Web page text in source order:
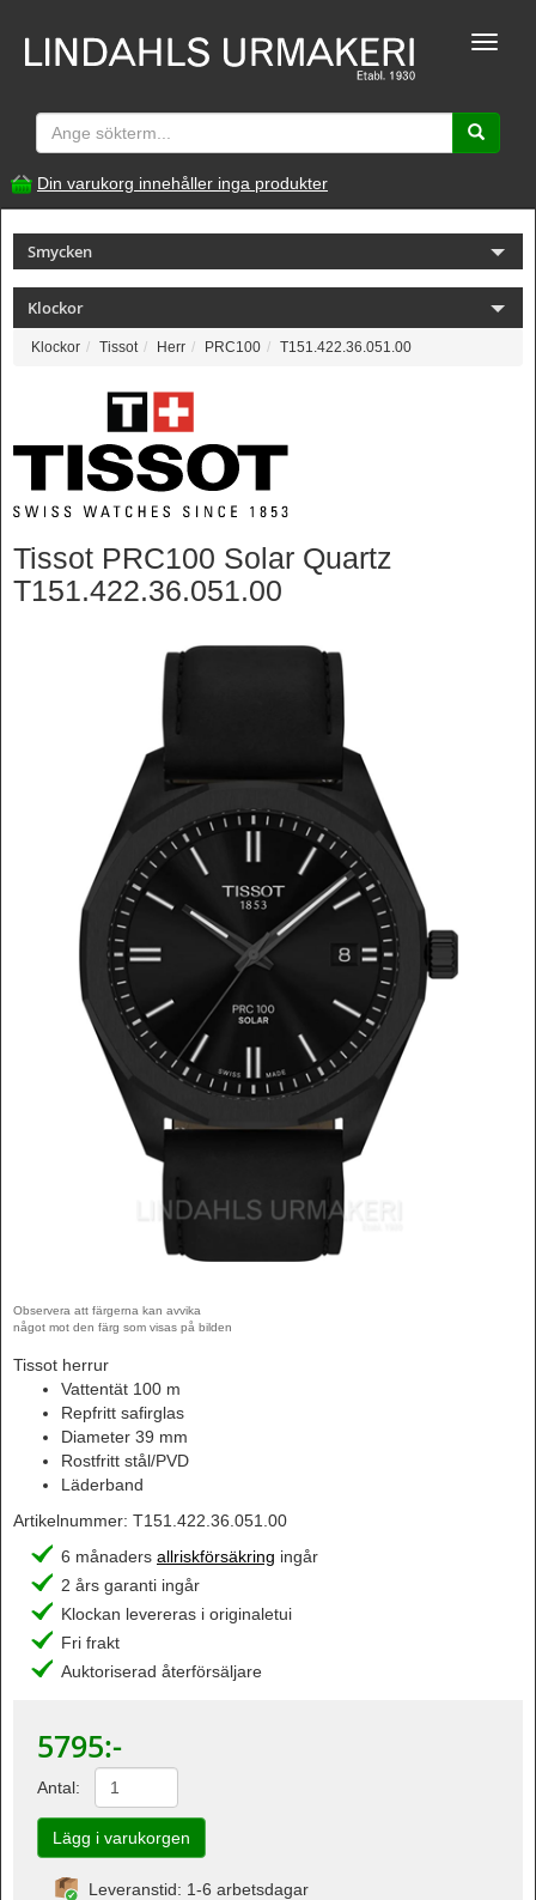
Toggle
Din varukorg innehåller inga produkter
Smycken
Klockor
Klockor Tissot Herr PRC100 T151.422.36.051.00
Tissot PRC100 Solar Quartz
T151.422.36.051.00
Observera att färgerna kan avvika
något mot den färg som visas på bilden
Tissot herrur
Vattentät 100 m
Repfritt safirglas
Diameter 39 mm
Rostfritt stål/PVD
Läderband
Artikelnummer: T151.422.36.051.00
6 månaders allriskförsäkring ingår
2 års garanti ingår
Klockan levereras i originaletui
Fri frakt
Auktoriserad återförsäljare
5795:-
Antal:
Leveranstid: 1-6 arbetsdagar